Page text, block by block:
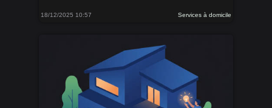
18/12/2025 10:57 Services à domicile